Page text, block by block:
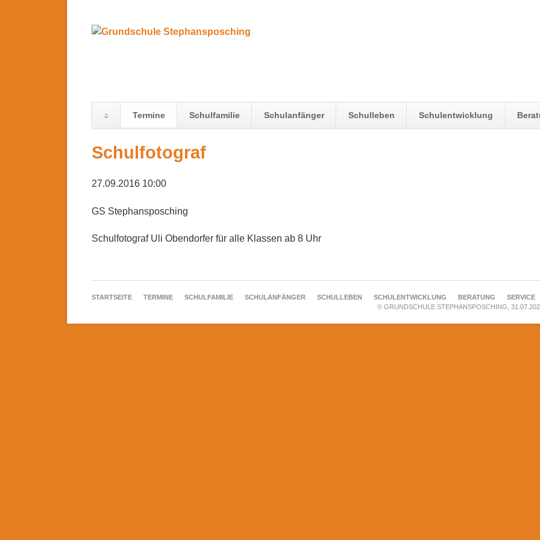
Termine Schulfamilie Schulanfänger Schulleben Schulentwicklung
überspringen
Schulfotograf
27.09.2016 10:00
GS Stephansposching
Schulfotograf Uli Obendorfer für alle Klassen ab 8 Uhr
NAVIGATION
STARTSEITE TERMINE SCHULFAMILIE SCHULANFÄNGER SCHULLEBEN SCHULENTWICKLUNG BERATUNG
SERVICE
© GRUNDSCHULE STEPHANSPOSCHING,